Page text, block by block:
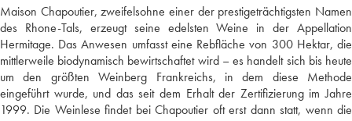
Maison Chapoutier, zweifelsohne einer der prestigeträchtigsten Namen
des Rhone-Tals, erzeugt seine edelsten Weine in der Appellation
Hermitage. Das Anwesen umfasst eine Rebfläche von 300 Hektar, die
mittlerweile biodynamisch bewirtschaftet wird – es handelt sich bis heute
um den größten Weinberg Frankreichs, in dem diese Methode
eingeführt wurde, und das seit dem Erhalt der Zertifizierung im Jahre
1999. Die Weinlese findet bei Chapoutier oft erst dann statt, wenn die